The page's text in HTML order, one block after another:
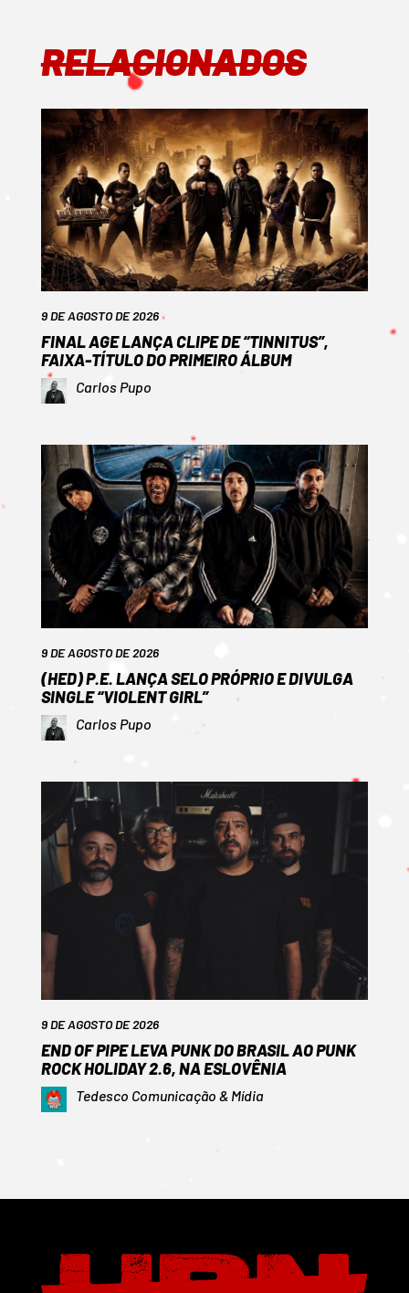
RELACIONADOS
9 DE AGOSTO DE 2026
FINAL AGE LANÇA CLIPE DE “TINNITUS”,
FAIXA-TÍTULO DO PRIMEIRO ÁLBUM
Carlos Pupo
9 DE AGOSTO DE 2026
(HED) P.E. LANÇA SELO PRÓPRIO E DIVULGA
SINGLE “VIOLENT GIRL”
Carlos Pupo
9 DE AGOSTO DE 2026
END OF PIPE LEVA PUNK DO BRASIL AO PUNK
ROCK HOLIDAY 2.6, NA ESLOVÊNIA
Tedesco Comunicação & Mídia